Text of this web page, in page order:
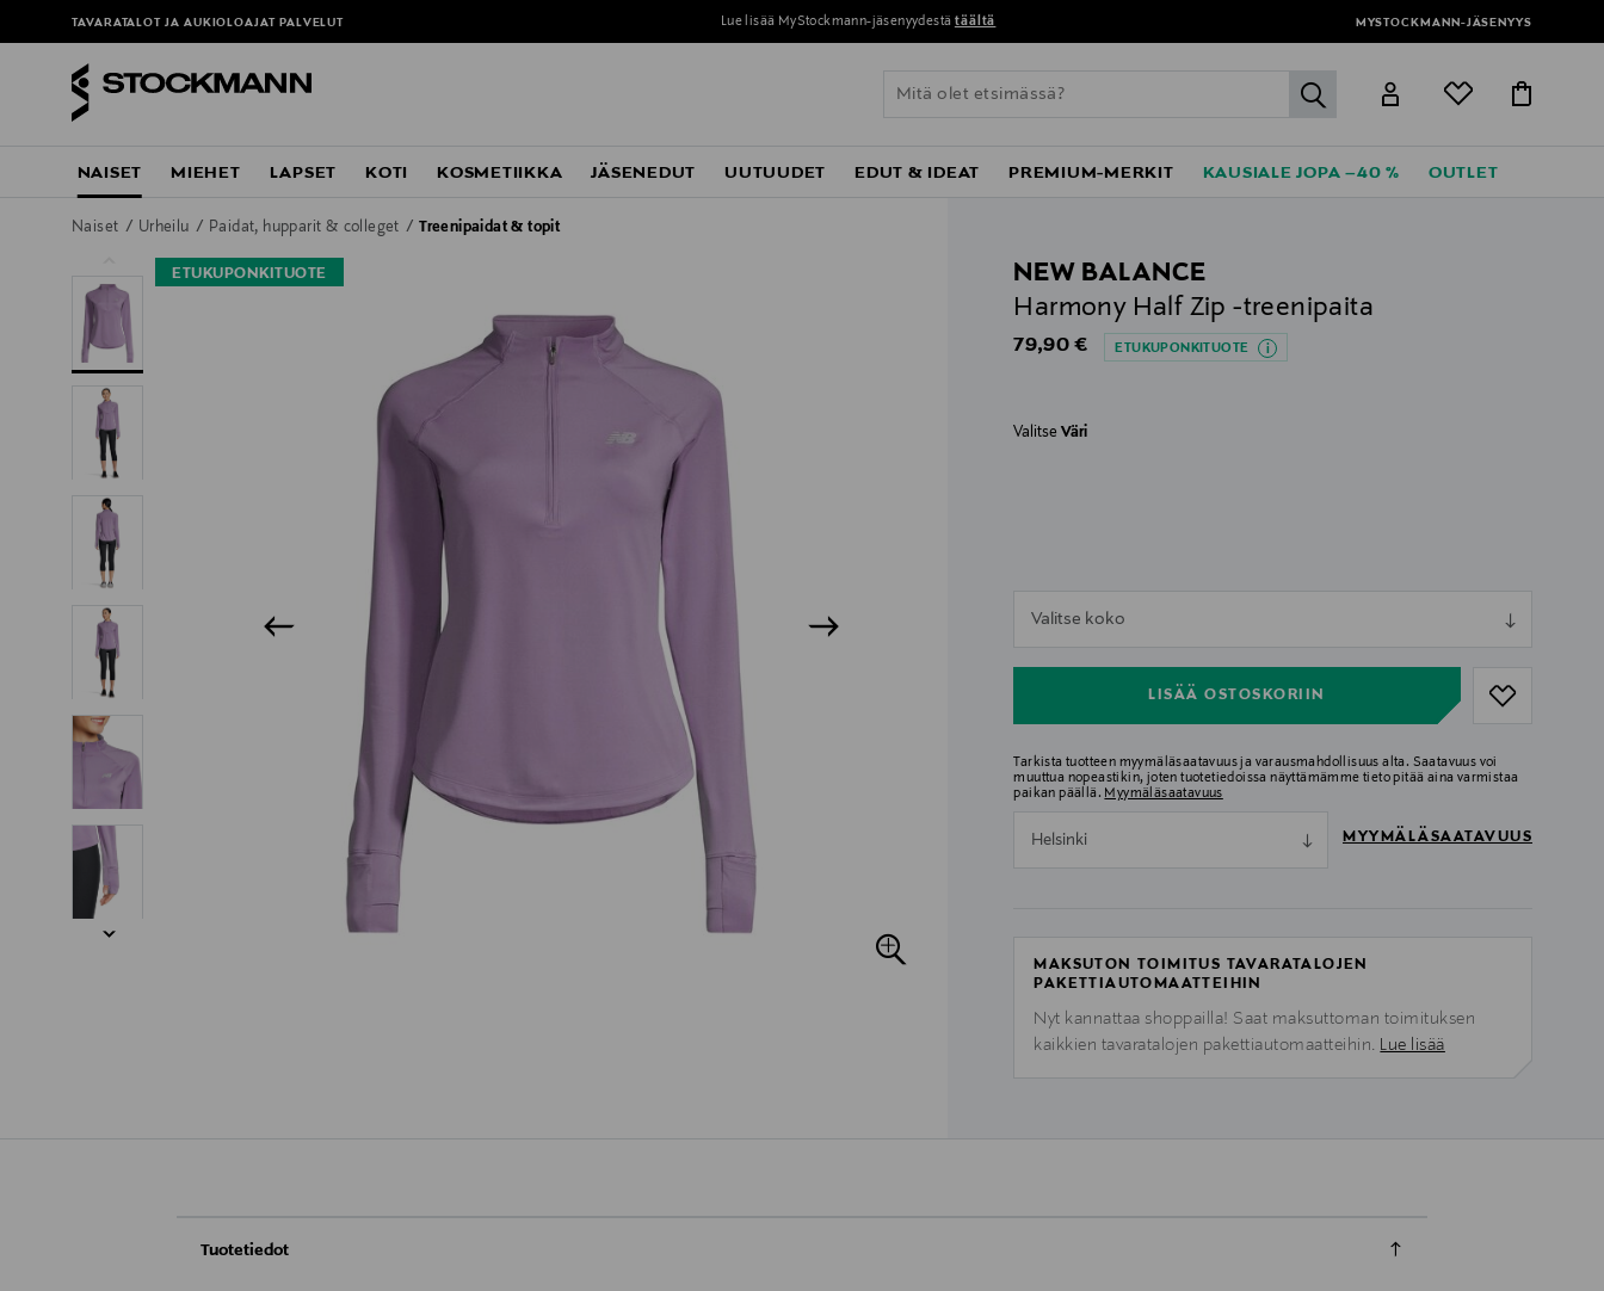
TAVARATALOT JA AUKIOLOAJAT PALVELUT
Lue lisää MyStockmann-jäsenyydestä Perustoimitus 0 € yli 120 euron ostoksista!
MYSTOCKMANN-JÄSENYYS
label.header.go
NAISET MIEHET LAPSET KOTI KOSMETIIKKA JÄSENEDUT UUTUUDET EDUT & IDEAT PREMIUM-MERKIT KAUSIALE JOPA –40 % OUTLET
Naiset Urheilu Paidat, hupparit & colleget Treenipaidat & topit
ETUKUPONKITUOTE
NEW BALANCE
Harmony Half Zip -treenipaita
Original Price
79,90 € ETUKUPONKITUOTE
ValitseVäri
Valitse koko
LISÄÄ OSTOSKORIIN
Tarkista tuotteen myymäläsaatavuus ja varausmahdollisuus alta. Saatavuus voi
muuttua nopeastikin, joten tuotetiedoissa näyttämämme tieto pitää aina varmistaa
paikan päällä. Myymäläsaatavuus
Helsinki MYYMÄLÄSAATAVUUS
MAKSUTON TOIMITUS TAVARATALOJEN
PAKETTIAUTOMAATTEIHIN
Nyt kannattaa shoppailla! Saat maksuttoman toimituksen
kaikkien tavaratalojen pakettiautomaatteihin. Lue lisää
Tuotetiedot